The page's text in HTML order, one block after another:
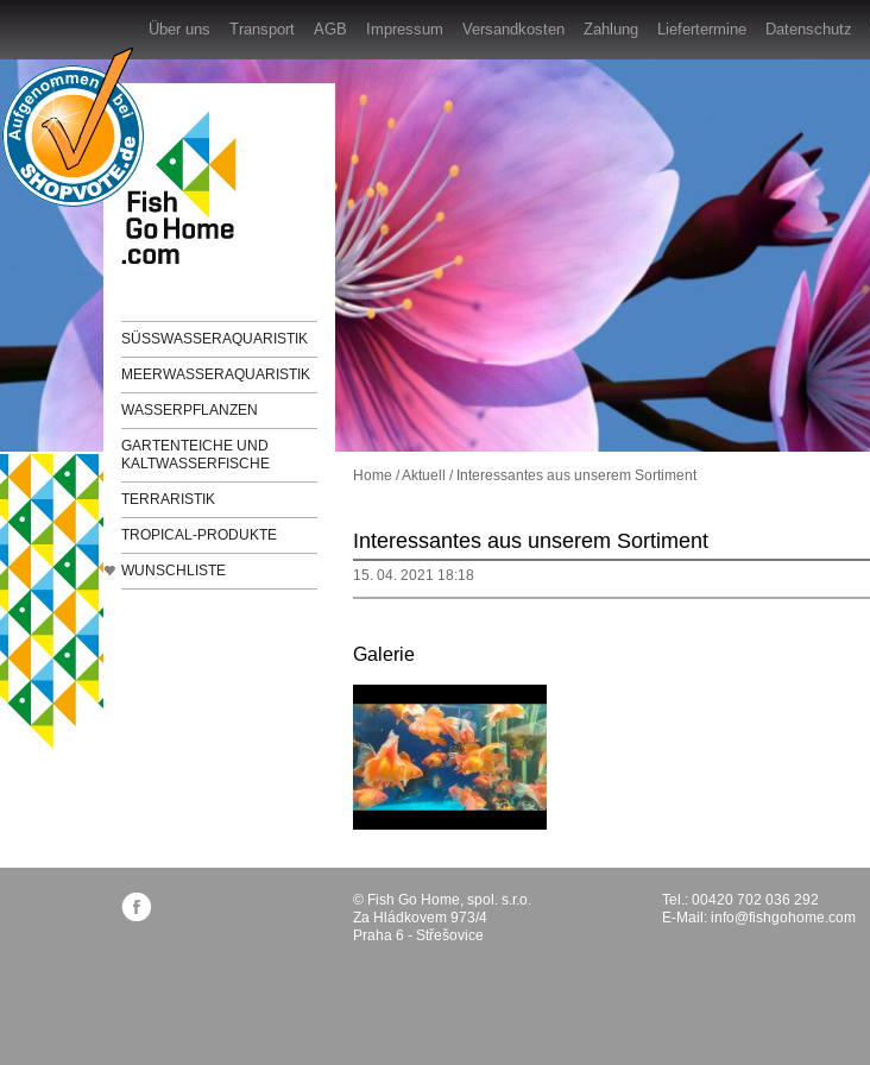
Über uns Transport AGB Impressum Versandkosten Zahlung Liefertermine Datenschutz
SÜSSWASSERAQUARISTIK
MEERWASSERAQUARISTIK
WASSERPFLANZEN
GARTENTEICHE UND
KALTWASSERFISCHE
TERRARISTIK
TROPICAL-PRODUKTE
WUNSCHLISTE
Home /Aktuell / Interessantes aus unserem Sortiment
Interessantes aus unserem Sortiment
15. 04. 2021 18:18
Galerie
© Fish Go Home, spol. s.r.o.
Za Hládkovem 973/4
Praha 6 - Střešovice
Tel.: 00420 702 036 292
E-Mail: info@fishgohome.com